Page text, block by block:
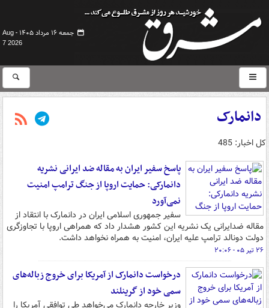
جمعه ۱۶ مرداد ۱۴۰۵ -
Aug
7 2026
دانمارک
کل اخبار: 485
پاسخ سفیر ایران به مقاله ضد ایرانی نشریه
دانمارکی: حمایت اروپا از جنگ ترامپ امنیت
نمی‌آورد
سفیر جمهوری اسلامی ایران در دانمارک با انتقاد از
مقاله ضدایرانی یک نشریه این کشور هشدار داد که همراهی اروپا با تجاوزگری
دولت دونالد ترامپ علیه ایران، امنیت به همراه نخواهد داشت.
۲۶ تیر ۰۵ - ۲۰:۰۶
درخواست دانمارک از آمریکا برای خروج زباله‌های
سمی خود از گرینلند
وزیر خارجه دانمارک می‌خواهد طی توافقی آمریکا را